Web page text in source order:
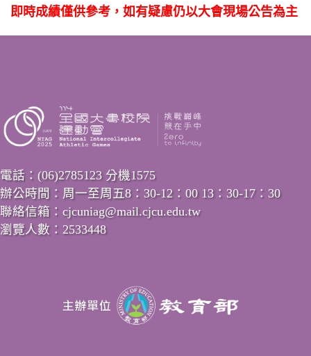
即時成績僅供參考，如有疑慮仍以大會現場公告為主
電話：(06)2785123 分機1575
辦公時間：周一至周五8：30-12：00 13：30-17：30
聯絡信箱：cjcuniag@mail.cjcu.edu.tw
瀏覽人數：2533448